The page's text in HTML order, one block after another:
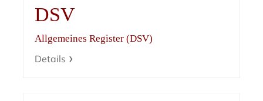
DSV
Allgemeines Register (DSV)
Details